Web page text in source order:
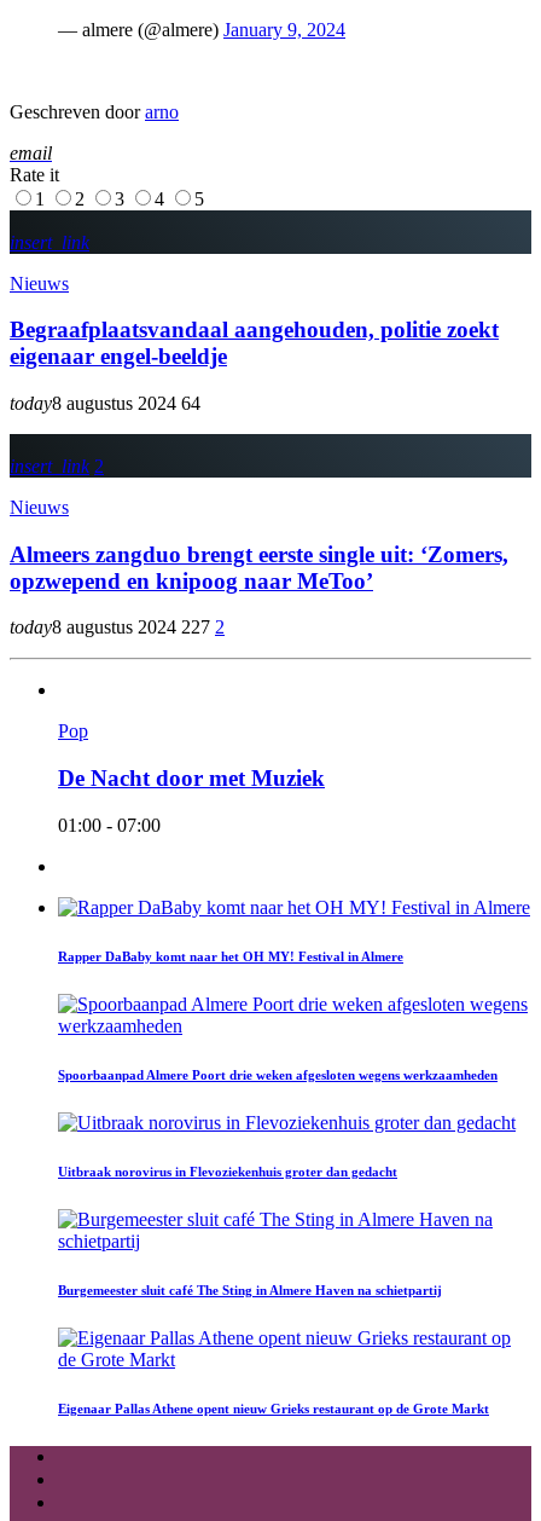
— almere (@almere) January 9, 2024
Geschreven doorarno
email
Rate it
1
2 3 4 5
insert_link
Nieuws
Begraafplaatsvandaal aangehouden, politie zoekt
eigenaar engel-beeldje
today8 augustus 2024 64
insert_link 2
Nieuws
Almeers zangduo brengt eerste single uit: ‘Zomers,
opzwepend en knipoog naar MeToo’
today8 augustus 2024 227 2
Pop
De Nacht door met Muziek
01:00 - 07:00
Rapper DaBaby komt naar het OH MY! Festival in Almere
Spoorbaanpad Almere Poort drie weken afgesloten wegens werkzaamheden
Uitbraak norovirus in Flevoziekenhuis groter dan gedacht
Burgemeester sluit café The Sting in Almere Haven na schietpartij
Eigenaar Pallas Athene opent nieuw Grieks restaurant op de Grote Markt